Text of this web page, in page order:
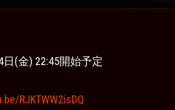
日(金) 22:45開始予定
RJKTWW2isDQ